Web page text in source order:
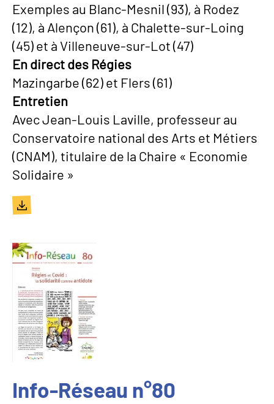
Exemples au Blanc-Mesnil (93), à Rodez
(12), à Alençon (61), à Chalette-sur-Loing
(45) et à Villeneuve-sur-Lot (47)
En direct des Régies
Mazingarbe (62) et Flers (61)
Entretien
Avec Jean-Louis Laville, professeur au
Conservatoire national des Arts et Métiers
(CNAM), titulaire de la Chaire « Economie
Solidaire »
Document
Image
Info-Réseau n°80